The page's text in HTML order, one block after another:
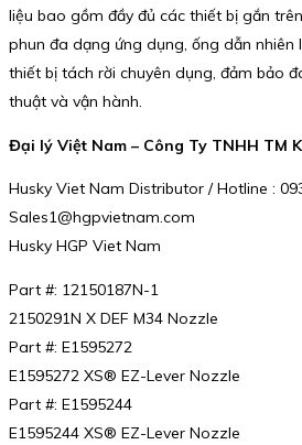
liệu bao gồm đầy đủ các thiết bị gắn
phun đa dạng ứng dụng, ống dẫn nhiên
thiết bị tách rời chuyên dụng, đảm bảo
thuật và vận hành.
Đại lý Việt Nam – Công Ty TNHH TM
Husky Viet Nam Distributor / Hotline :
Sales1@hgpvietnam.com
Husky HGP Viet Nam
Part #: 12150187N-1
2150291N X DEF M34 Nozzle
Part #: E1595272
E1595272 XS® EZ-Lever Nozzle
Part #: E1595244
E1595244 XS® EZ-Lever Nozzle